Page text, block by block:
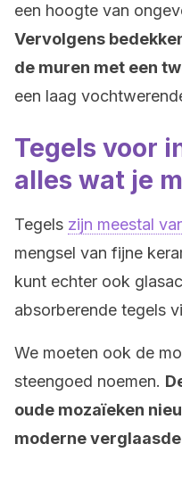
een hoogte van
Vervolgens
de muren met een
een laag
Tegels voor
alles wat je
Tegels zijn meestal
mengsel van fijne
kunt echter ook
absorberende tegels
We moeten ook de
steengoed noemen.
oude mozaïeken
moderne